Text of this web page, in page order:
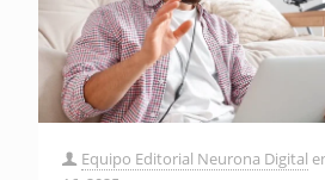
Equipo Editorial Neurona Digital